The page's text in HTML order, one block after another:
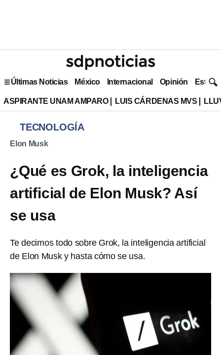
Últimas Noticias México Internacional Opinión Estilo
ASPIRANTE UNAM AMPARO LUIS CÁRDENAS MVS
TECNOLOGÍA
Elon Musk
¿Qué es Grok, la inteligencia
artificial de Elon Musk? Así
se usa
Te decimos todo sobre Grok, la inteligencia artificial
de Elon Musk y hasta cómo se usa.